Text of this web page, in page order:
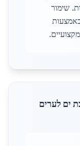
שימור
ים לערים